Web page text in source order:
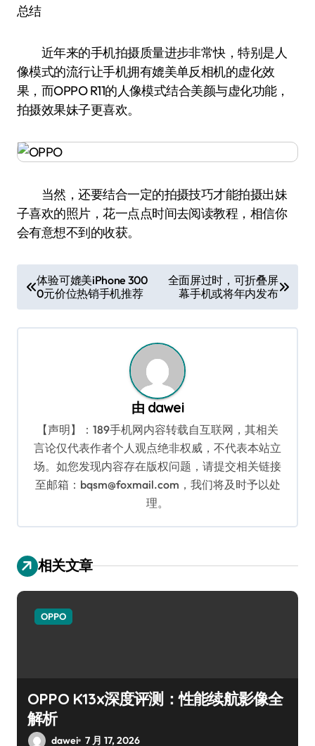
总结
近年来的手机拍摄质量进步非常快，特别是人
像模式的流行让手机拥有媲美单反相机的虚化效
果，而OPPO R11的人像模式结合美颜与虚化功能，
拍摄效果妹子更喜欢。
当然，还要结合一定的拍摄技巧才能拍摄出妹
子喜欢的照片，花一点点时间去阅读教程，相信你
会有意想不到的收获。
章
导
体验可媲美iPhone 300
0元价位热销手机推荐
全面屏过时，可折叠屏
幕手机或将年内发布
由 dawei
【声明】：189手机网内容转载自互联网，其相关
言论仅代表作者个人观点绝非权威，不代表本站立
场。如您发现内容存在版权问题，请提交相关链接
至邮箱：bqsm@foxmail.com，我们将及时予以处
理。
相关文章
OPPO
OPPO K13x深度评测：性能续航影像全
解析
dawei 7 月 17, 2026